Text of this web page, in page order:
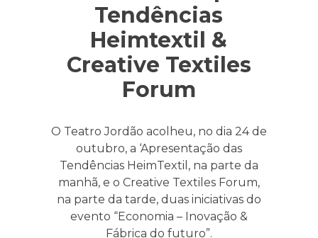
Tendências
Heimtextil &
Creative Textiles
Forum
O Teatro Jordão acolheu, no dia 24 de
outubro, a ‘Apresentação das
Tendências HeimTextil, na parte da
manhã, e o Creative Textiles Forum,
na parte da tarde, duas iniciativas do
evento “Economia – Inovação &
Fábrica do futuro”.